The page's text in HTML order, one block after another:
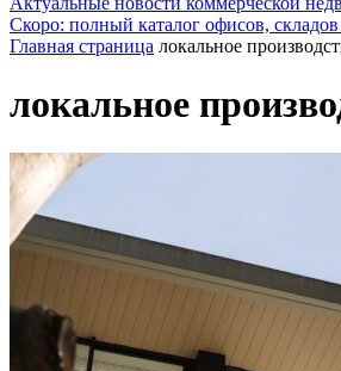
Скоро: полный каталог офисов,
Главная страница локальное
локальное